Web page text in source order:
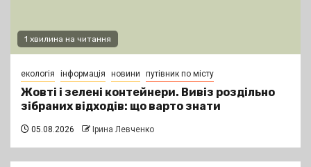
1 хвилина на читання
екологія інформація новини путівник по місту
Жовті і зелені контейнери. Вивіз роздільно
зібраних відходів: що варто знати
05.08.2026 Ірина Левченко